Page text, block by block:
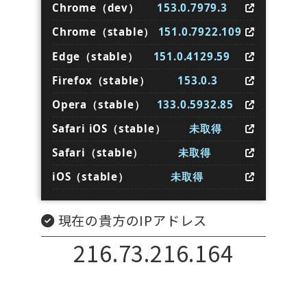
Chrome（dev）
153.0.7979.3
Chrome（stable）
151.0.7922.109
Edge（stable）
151.0.4129.59
Firefox（stable）
153.0.3
Opera（stable）
133.0.5932.85
Safari iOS（stable）
未取得
Safari（stable）
未取得
iOS（stable）
未取得
現在の貴方のIPアドレス
216.73.216.164